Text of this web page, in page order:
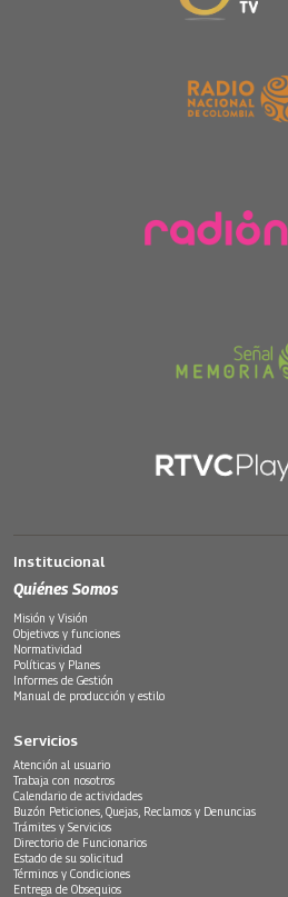
Institucional
Quiénes Somos
Misión y Visión
Objetivos y funciones
Normatividad
Políticas y Planes
Informes de Gestión
Manual de producción y estilo
Servicios
Atención al usuario
Trabaja con nosotros
Calendario de actividades
Buzón Peticiones, Quejas, Reclamos y Denuncias
Trámites y Servicios
Directorio de Funcionarios
Estado de su solicitud
Términos y Condiciones
Entrega de Obsequios